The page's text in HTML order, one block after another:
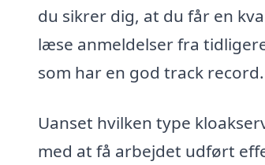
du sikrer dig, at du får en
læse anmeldelser fra
som har en god track record.
Uanset hvilken type
med at få arbejdet udført